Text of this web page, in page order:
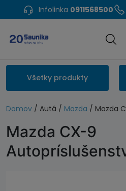
Infolinka 0911568500
Všetky produkty
Domov / Autá / Mazda / Mazda
Mazda CX-9